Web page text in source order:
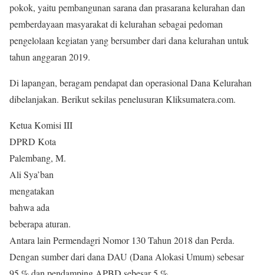
pokok, yaitu pembangunan sarana dan prasarana kelurahan dan
pemberdayaan masyarakat di kelurahan sebagai pedoman
pengelolaan kegiatan yang bersumber dari dana kelurahan untuk
tahun anggaran 2019.
Di lapangan, beragam pendapat dan operasional Dana Kelurahan
dibelanjakan. Berikut sekilas penelusuran Kliksumatera.com.
Ketua Komisi III
DPRD Kota
Palembang, M.
Ali Sya’ban
mengatakan
bahwa ada
beberapa aturan.
Antara lain Permendagri Nomor 130 Tahun 2018 dan Perda.
Dengan sumber dari dana DAU (Dana Alokasi Umum) sebesar